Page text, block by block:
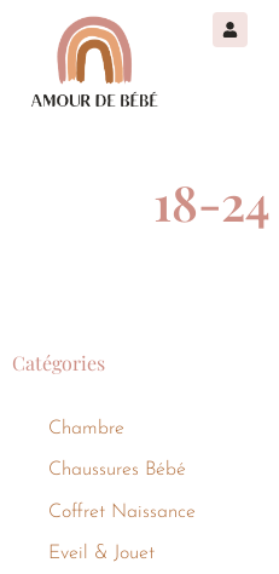
18-
Catégories
Chambre
Chaussures Bébé
Coffret Naissance
Eveil & Jouet